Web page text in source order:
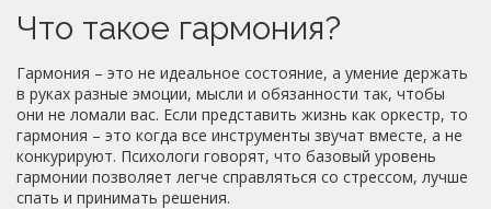
Что такое гармония?
Гармония – это не идеальное состояние, а умение держать
в руках разные эмоции, мысли и обязанности так, чтобы
они не ломали вас. Если представить жизнь как оркестр, то
гармония – это когда все инструменты звучат вместе, а не
конкурируют. Психологи говорят, что базовый уровень
гармонии позволяет легче справляться со стрессом, лучше
спать и принимать решения.